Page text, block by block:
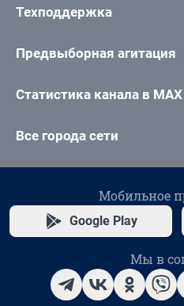
Техподдержка
Предвыборная агитация
Статистика канала в MAX
Все города сети
Мобильное
Google Play
Мы в